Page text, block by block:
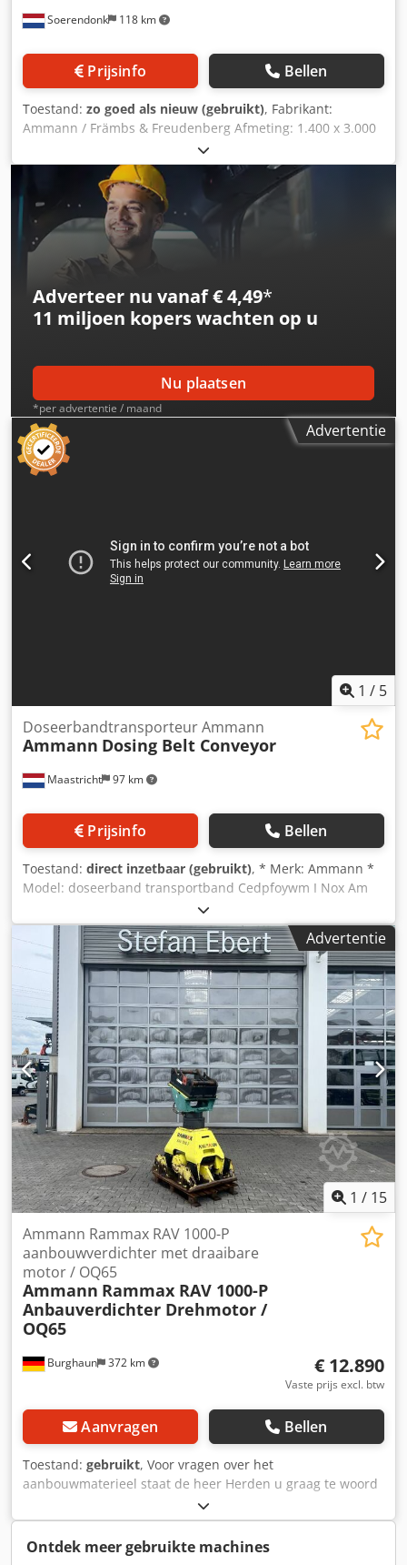
Soerendonk 118 km
Prijsinfo Bellen
Toestand: zo goed als nieuw (gebruikt), Fabrikant:
Ammann / Främbs & Freudenberg Afmeting: 1.400 x 3.000
Inclusief: Csdpfjg Snutox Am Eorf – Aandrijving –
Aandrijfas – Veerelementen Zeefmachine is gereviseerd,
gezandstraald en gespoten.
Adverteer nu vanaf € 4,49*
11 miljoen koperswachten op u
Nu plaatsen
*per advertentie / maand
Advertentie
1 / 5
Maastricht 97 km
Doseerbandtransporteur Ammann
Ammann Dosing Belt Conveyor
Prijsinfo Bellen
Toestand: direct inzetbaar (gebruikt), * Merk: Ammann *
Model: doseerband transportband Cedpfoywm I Nox Am
Eerf * Lengte A-A: 1700 mm * Bandbreedte: 650 mm *
Aandrijving: 1,5 kW tandwielkast * Op voorraad: 6 stuks.
Advertentie
1 / 15
Burghaun 372 km
Ammann Rammax RAV 1000-P
aanbouwverdichter met draaibare
motor / OQ65
Ammann Rammax RAV 1000-P
Anbauverdichter Drehmotor /
OQ65
€ 12.890
Vaste prijs excl. btw
Aanvragen Bellen
Toestand: gebruikt, Voor vragen over het
aanbouwmaterieel staat de heer Herden u graag te woord
(bereikbaar via telefoonnummer: …). Ammann Rammax
RAV 1000-P aanbouwverdichter / inclusief OilQuick OQ65 /
inclusief draaimotor / 18 – 40 ton / bouwjaar ca. 2007 –
helaas geen typeplaatje meer aanwezig / op voorraad &
Ontdek meer gebruikte machines